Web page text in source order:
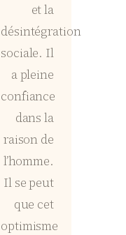
et la
désintégration
sociale. Il
a pleine
confiance
dans la
raison de
l’homme.
Il se peut
que cet
optimisme